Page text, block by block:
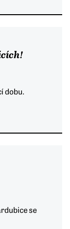
dobu.
se